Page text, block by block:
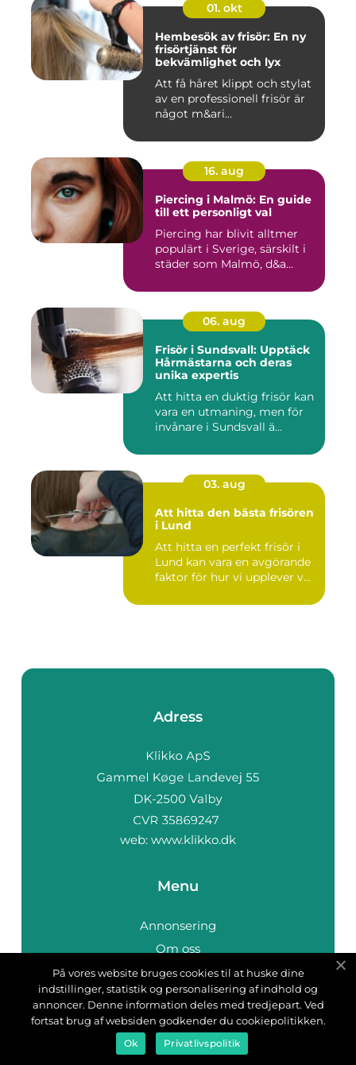
01. okt
Hembesök av frisör: En ny
frisörtjänst för
bekvämlighet och lyx
Att få håret klippt och stylat
av en professionell frisör är
något m&ari...
16. aug
Piercing i Malmö: En guide
till ett personligt val
Piercing har blivit alltmer
populärt i Sverige, särskilt i
städer som Malmö, d&a...
06. aug
Frisör i Sundsvall: Upptäck
Hårmästarna och deras
unika expertis
Att hitta en duktig frisör kan
vara en utmaning, men för
invånare i Sundsvall ä...
03. aug
Att hitta den bästa frisören
i Lund
Att hitta en perfekt frisör i
Lund kan vara en avgörande
faktor för hur vi upplever v...
Adress
web: www.klikko.dk
Menu
Annonsering
Om oss
Cookies
Kontakta oss
Sitemap
På vores website bruges cookies til at huske dine
indstillinger, statistik og personalisering af indhold og
annoncer. Denne information deles med tredjepart. Ved
fortsat brug af websiden godkender du cookiepolitikken.
Ok Privatlivspolitik